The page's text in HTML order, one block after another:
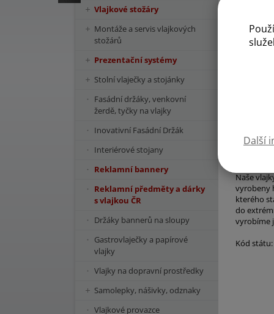
Další
Naše
vyrobeny
kterého
do
vyrobíme
Kód státu:
Vlajkové stožáry
Montáže a servis vlajkových
stožárů
Prezentační systémy
Stolní vlaječky a stojánky
Fasádní držáky, venkovní
žerdě, tyčky na vlajky
Inovativní Fasádní Držák
Interiérové stojany
Reklamní bannery
Reklamní předměty a dárky
s vlajkou ČR
Držáky bannerů na sloupy
Gastrovlaječky a papírové
vlajky
Vlajky na dopravní prostředky
Samolepky, nášivky, odznaky
Vlajkové provazce